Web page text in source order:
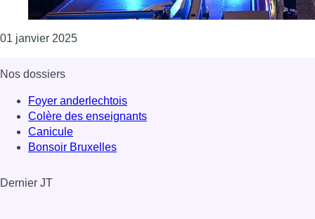
01 janvier 2025Consulter l'article "Près de 600 interventions
Nos dossiers
Foyer anderlechtois
Colère des enseignants
Canicule
Bonsoir Bruxelles
Dernier JT